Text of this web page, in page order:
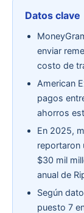
Datos clave
enviar
costo de
American
pagos
ahorros
En 2025,
reportaron
$30 mil
anual de
Según
puesto 7